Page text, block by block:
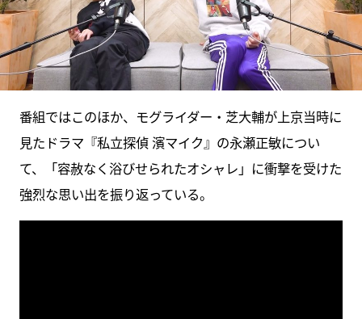
番組ではこのほか、モグライダー・芝大輔が上京当時に
見たドラマ『私立探偵 濱マイク』の永瀬正敏につい
て、「容赦なく浴びせられたオシャレ」に衝撃を受けた
強烈な思い出を振り返っている。